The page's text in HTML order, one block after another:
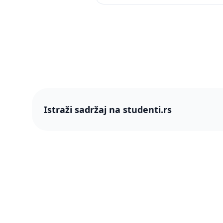
Istraži sadržaj na studenti.rs